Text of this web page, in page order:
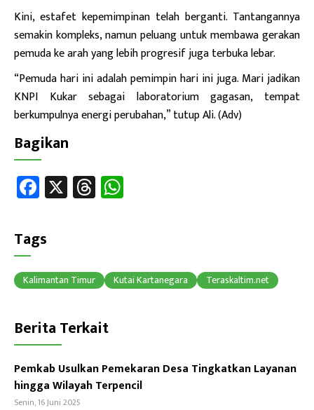
Kini, estafet kepemimpinan telah berganti. Tantangannya
semakin kompleks, namun peluang untuk membawa gerakan
pemuda ke arah yang lebih progresif juga terbuka lebar.
“Pemuda hari ini adalah pemimpin hari ini juga. Mari jadikan
KNPI Kukar sebagai laboratorium gagasan, tempat
berkumpulnya energi perubahan,” tutup Ali. (Adv)
Bagikan
Fa
ce
b
o
ok
X T
hr
p
p
Tags
Kalimantan Timur Kutai Kartanegara Teraskaltim.net
Berita Terkait
Pemkab Usulkan Pemekaran Desa Tingkatkan Layanan
hingga Wilayah Terpencil
Senin, 16 Juni 2025